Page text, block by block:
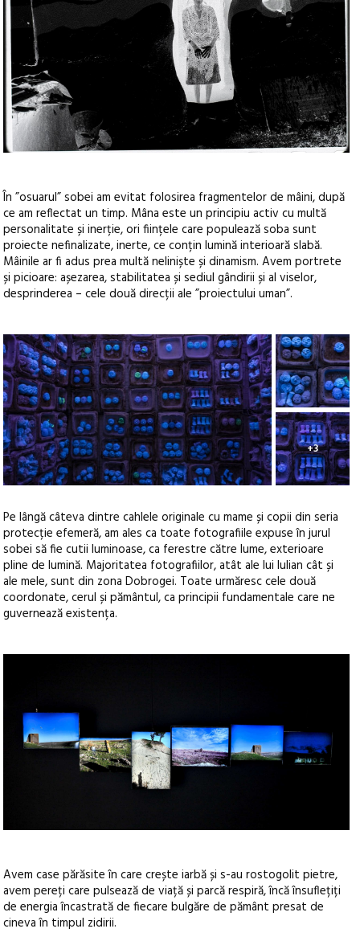
În ”osuarul” sobei am evitat folosirea fragmentelor de mâini, după
ce am reflectat un timp. Mâna este un principiu activ cu multă
personalitate și inerție, ori ființele care populează soba sunt
proiecte nefinalizate, inerte, ce conțin lumină interioară slabă.
Mâinile ar fi adus prea multă neliniște și dinamism. Avem portrete
și picioare: așezarea, stabilitatea și sediul gândirii și al viselor,
desprinderea – cele două direcții ale ”proiectului uman”.
+3
Pe lângă câteva dintre cahlele originale cu mame și copii din seria
protecție efemeră, am ales ca toate fotografiile expuse în jurul
sobei să fie cutii luminoase, ca ferestre către lume, exterioare
pline de lumină. Majoritatea fotografiilor, atât ale lui Iulian cât și
ale mele, sunt din zona Dobrogei. Toate urmăresc cele două
coordonate, cerul și pământul, ca principii fundamentale care ne
guvernează existența.
Avem case părăsite în care crește iarbă și s-au rostogolit pietre,
avem pereți care pulsează de viață și parcă respiră, încă însuflețiți
de energia încastrată de fiecare bulgăre de pământ presat de
cineva în timpul zidirii.